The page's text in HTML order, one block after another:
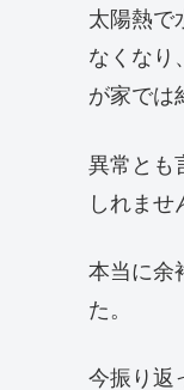
太陽熱で
なくなり
が家では
異常とも
しれませ
本当に余
た。
今振り返